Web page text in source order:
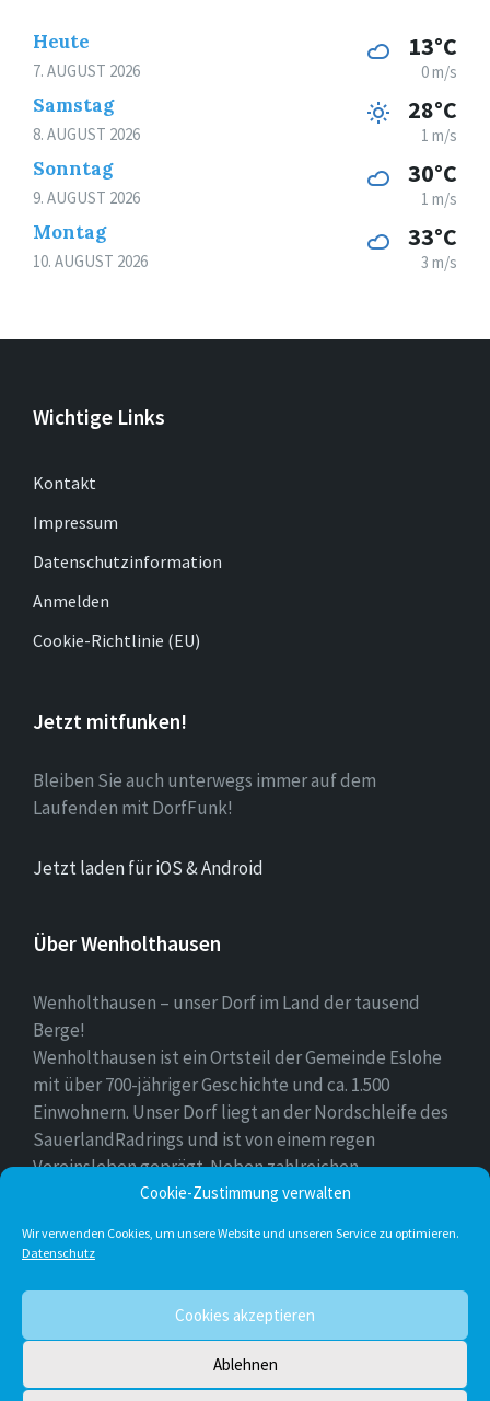
Cookie-Zustimmung verwalten
Wir verwenden Cookies, um unsere Website und unseren Service zu optimieren.
Datenschutz
Cookies akzeptieren
Ablehnen
Heute
7. AUGUST 2026
13°C
0 m/s
Samstag
8. AUGUST 2026
28°C
1 m/s
Sonntag
9. AUGUST 2026
30°C
1 m/s
Montag
10. AUGUST 2026
33°C
3 m/s
Wichtige Links
Kontakt
Impressum
Datenschutzinformation
Anmelden
Cookie-Richtlinie (EU)
Jetzt mitfunken!
Bleiben Sie auch unterwegs immer auf dem
Laufenden mit DorfFunk!
Jetzt laden für iOS & Android
Über Wenholthausen
Wenholthausen – unser Dorf im Land der tausend
Berge!
Wenholthausen ist ein Ortsteil der Gemeinde Eslohe
mit über 700-jähriger Geschichte und ca. 1.500
Einwohnern. Unser Dorf liegt an der Nordschleife des
SauerlandRadrings und ist von einem regen
Vereinsleben geprägt. Neben zahlreichen
Freizeitmöglichkeiten ist unser Ort für sein
Facebook Twitter
© 2026 Wenholthausen